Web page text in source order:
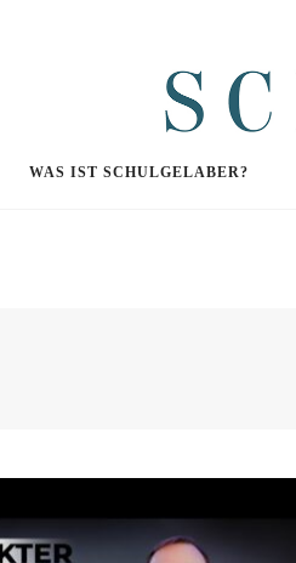
WAS IST SCHULGELABER?